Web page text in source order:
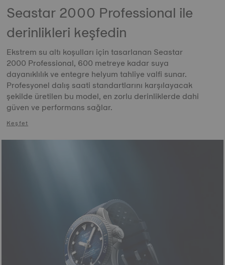
Seastar 2000 Professional ile
derinlikleri keşfedin
Ekstrem su altı koşulları için tasarlanan Seastar
2000 Professional, 600 metreye kadar suya
dayanıklılık ve entegre helyum tahliye valfi sunar.
Profesyonel dalış saati standartlarını karşılayacak
şekilde üretilen bu model, en zorlu derinliklerde dahi
güven ve performans sağlar.
Keşfet